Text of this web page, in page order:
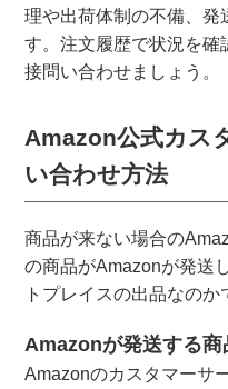
理や出荷体制の不備、
す。注文履歴で状況を確
接問い合わせましょう。
Amazon公式カス
い合わせ方法
商品が来ない場合の
の商品がAmazonが発送
トプレイスの出品なのか
Amazonが発送する
Amazonのカスタマーサ